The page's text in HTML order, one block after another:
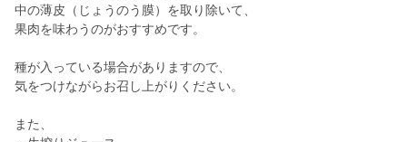
中の薄皮（じょうのう膜）を取り除いて、
果肉を味わうのがおすすめです。
種が入っている場合がありますので、
気をつけながらお召し上がりください。
また、